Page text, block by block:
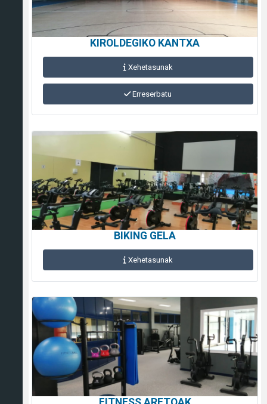
KIROLDEGIKO KANTXA
Xehetasunak
Erreserbatu
BIKING GELA
Xehetasunak